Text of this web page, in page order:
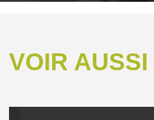
VOIR AUSSI